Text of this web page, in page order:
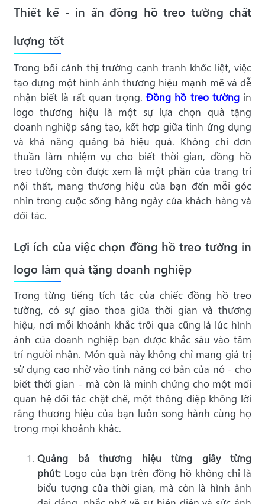
Thiết kế - in ấn đồng hồ treo tường chất
lượng tốt
Trong bối cảnh thị trường cạnh tranh khốc liệt, việc
tạo dựng một hình ảnh thương hiệu mạnh mẽ và dễ
nhận biết là rất quan trọng.Đồng hồ treo tườngin
logo thương hiệu là một sự lựa chọn quà tặng
doanh nghiệp sáng tạo, kết hợp giữa tính ứng dụng
và khả năng quảng bá hiệu quả. Không chỉ đơn
thuần làm nhiệm vụ cho biết thời gian, đồng hồ
treo tường còn được xem là một phần của trang trí
nội thất, mang thương hiệu của bạn đến mỗi góc
nhìn trong cuộc sống hàng ngày của khách hàng và
đối tác.
Lợi ích của việc chọn đồng hồ treo tường in
logo làm quà tặng doanh nghiệp
Trong từng tiếng tích tắc của chiếc đồng hồ treo
tường, có sự giao thoa giữa thời gian và thương
hiệu, nơi mỗi khoảnh khắc trôi qua cũng là lúc hình
ảnh của doanh nghiệp bạn được khắc sâu vào tâm
trí người nhận. Món quà này không chỉ mang giá trị
sử dụng cao nhờ vào tính năng cơ bản của nó - cho
biết thời gian - mà còn là minh chứng cho một mối
quan hệ đối tác chặt chẽ, một thông điệp không lời
rằng thương hiệu của bạn luôn song hành cùng họ
trong mọi khoảnh khắc.
Quảng bá thương hiệu từng giây từng
phút: Logo của bạn trên đồng hồ không chỉ là
biểu tượng của thời gian, mà còn là hình ảnh